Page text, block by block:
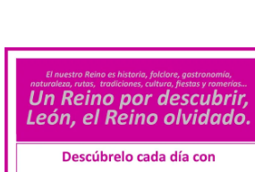
excavación se complementará con
El Mercado Medieval abre
sus puertas en La Bañeza
con más de 60 puestos y